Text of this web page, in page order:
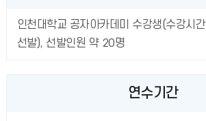
인천대학교 공자아카데미 수강생(수강시
선발), 선발인원 약 20명
연수기간